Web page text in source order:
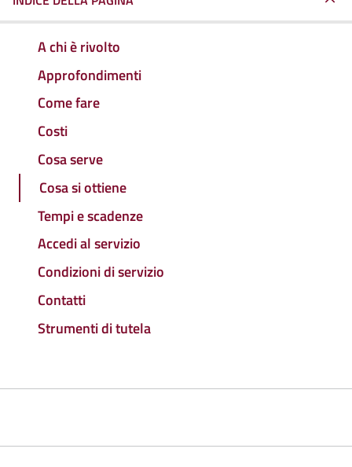
A chi è rivolto
Approfondimenti
Come fare
Costi
Cosa serve
Cosa si ottiene
Tempi e scadenze
Accedi al servizio
Condizioni di servizio
Contatti
Strumenti di tutela